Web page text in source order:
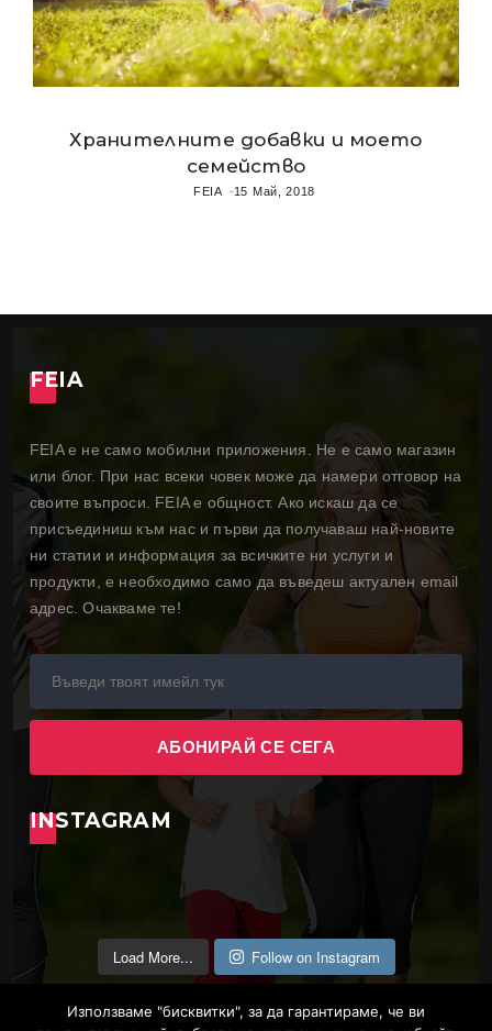
Хранителните добавки и моето
семейство
FEIA 15 Май, 2018
FEIA
FEIA е не само мобилни приложения. Не е само магазин
или блог. При нас всеки човек може да намери отговор на
своите въпроси. FEIA е общност. Ако искаш да се
присъединиш към нас и първи да получаваш най-новите
ни статии и информация за всичките ни услуги и
продукти, е необходимо само да въведеш актуален email
адрес. Очакваме те!
INSTAGRAM
Load More... Follow on Instagram
Използваме "бисквитки", за да гарантираме, че ви